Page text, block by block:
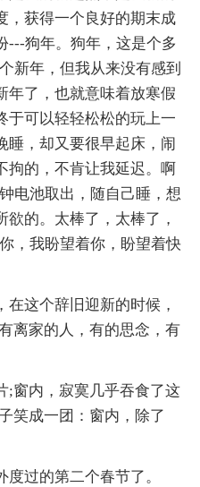
，获得一个良好的期末成
---狗年。狗年，这是个多
新年，但我从来没有感到
年了，也就意味着放寒假
于可以轻轻松松的玩上一
睡，却又要很早起床，闹
拘的，不肯让我延迟。啊
电池取出，随自己睡，想
的。太棒了，太棒了，
，我盼望着你，盼望着快
这个辞旧迎新的时候，
离家的人，有的思念，有
;窗内，寂寞几乎吞食了这
笑成一团：窗内，除了
过的第二个春节了。